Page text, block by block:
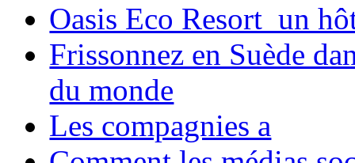
Oasis Eco Resort un
Frissonnez en Suède
du monde
Les compagnies a